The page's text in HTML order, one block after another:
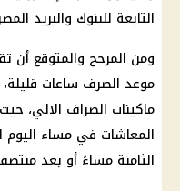
التابعة للبنوك والبريد
ومن المرجح والمتوقع أن
موعد الصرف ساعات
ماكينات الصراف الالي،
المعاشات في مساء اليوم
الثامنة مساءً أو بعد